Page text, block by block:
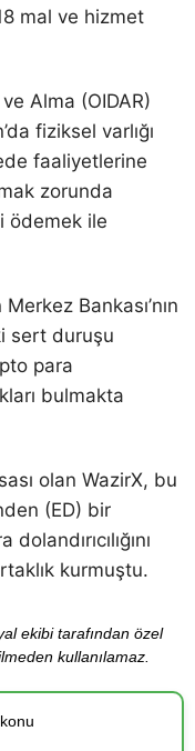
mal ve hizmet
Alma (OIDAR)
fiziksel varlığı
faaliyetlerine
zorunda
ödemek ile
Bankası’nın
sert duruşu
para
bulmakta
olan WazirX, bu
(ED) bir
kurmuştu.
ekibi tarafından özel
kullanılamaz.